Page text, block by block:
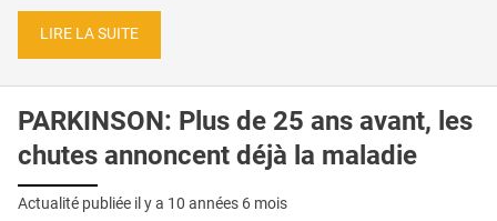
LIRE LA SUITE
PARKINSON: Plus de 25 ans avant, les
chutes annoncent déjà la maladie
Actualité publiée il y a 10 années 6 mois